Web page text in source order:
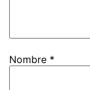
Nombre *